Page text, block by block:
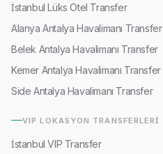
İstanbul Lüks Otel Transfer
Alanya Antalya Havalimanı Transfer
Belek Antalya Havalimanı Transfer
Kemer Antalya Havalimanı Transfer
Side Antalya Havalimanı Transfer
VIP LOKASYON TRANSFERLERI
İstanbul VIP Transfer